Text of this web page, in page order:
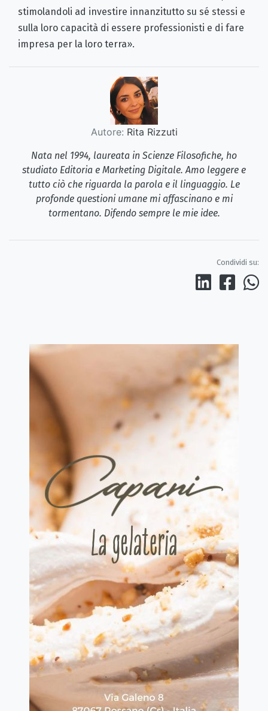
stimolandoli ad investire innanzitutto su sé stessi e
sulla loro capacità di essere professionisti e di fare
impresa per la loro terra».
Autore: Rita Rizzuti
Nata nel 1994, laureata in Scienze Filosofiche, ho
studiato Editoria e Marketing Digitale. Amo leggere e
tutto ciò che riguarda la parola e il linguaggio. Le
profonde questioni umane mi affascinano e mi
tormentano. Difendo sempre le mie idee.
Condividi su: